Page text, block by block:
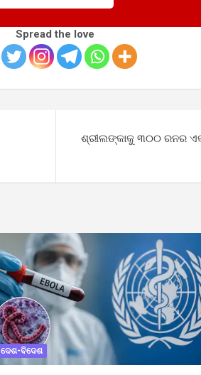
Spread the love
ଶ୍ରୀଲଙ୍କାକୁ ୩୦୦ ରନର
ଦେଶ-ବିଦେଶ